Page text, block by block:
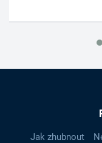
Jak zhubnout